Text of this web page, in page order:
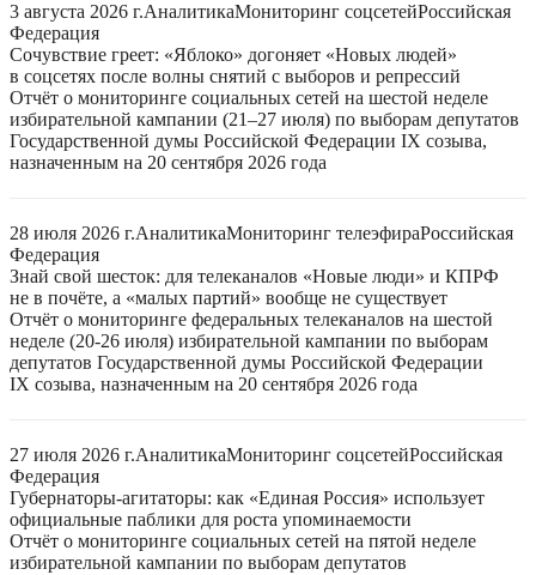
3 августа 2026 г.АналитикаМониторинг соцсетейРоссийская
Федерация
Сочувствие греет: «Яблоко» догоняет «Новых людей»
в соцсетях после волны снятий с выборов и репрессий
Отчёт о мониторинге социальных сетей на шестой неделе
избирательной кампании (21–27 июля) по выборам депутатов
Государственной думы Российской Федерации IX созыва,
назначенным на 20 сентября 2026 года
28 июля 2026 г.АналитикаМониторинг телеэфираРоссийская
Федерация
Знай свой шесток: для телеканалов «Новые люди» и КПРФ
не в почёте, а «малых партий» вообще не существует
Отчёт о мониторинге федеральных телеканалов на шестой
неделе (20-26 июля) избирательной кампании по выборам
депутатов Государственной думы Российской Федерации
IX созыва, назначенным на 20 сентября 2026 года
27 июля 2026 г.АналитикаМониторинг соцсетейРоссийская
Федерация
Губернаторы-агитаторы: как «Единая Россия» использует
официальные паблики для роста упоминаемости
Отчёт о мониторинге социальных сетей на пятой неделе
избирательной кампании по выборам депутатов